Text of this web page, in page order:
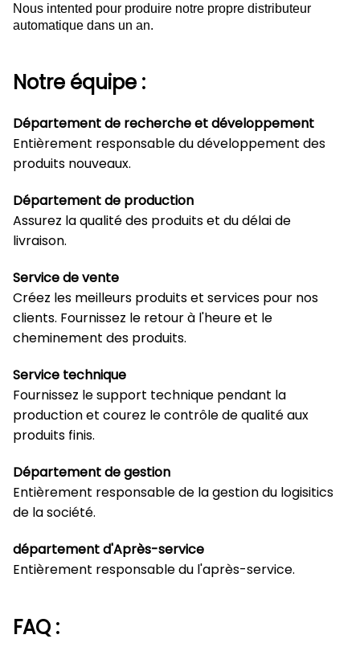
Nous intented pour produire notre propre distributeur
automatique dans un an.
Notre équipe :
Département de recherche et développement
Entièrement responsable du développement des
produits nouveaux.
Département de production
Assurez la qualité des produits et du délai de
livraison.
Service de vente
Créez les meilleurs produits et services pour nos
clients. Fournissez le retour à l'heure et le
cheminement des produits.
Service technique
Fournissez le support technique pendant la
production et courez le contrôle de qualité aux
produits finis.
Département de gestion
Entièrement responsable de la gestion du logisitics
de la société.
département d'Après-service
Entièrement responsable du l'après-service.
FAQ :